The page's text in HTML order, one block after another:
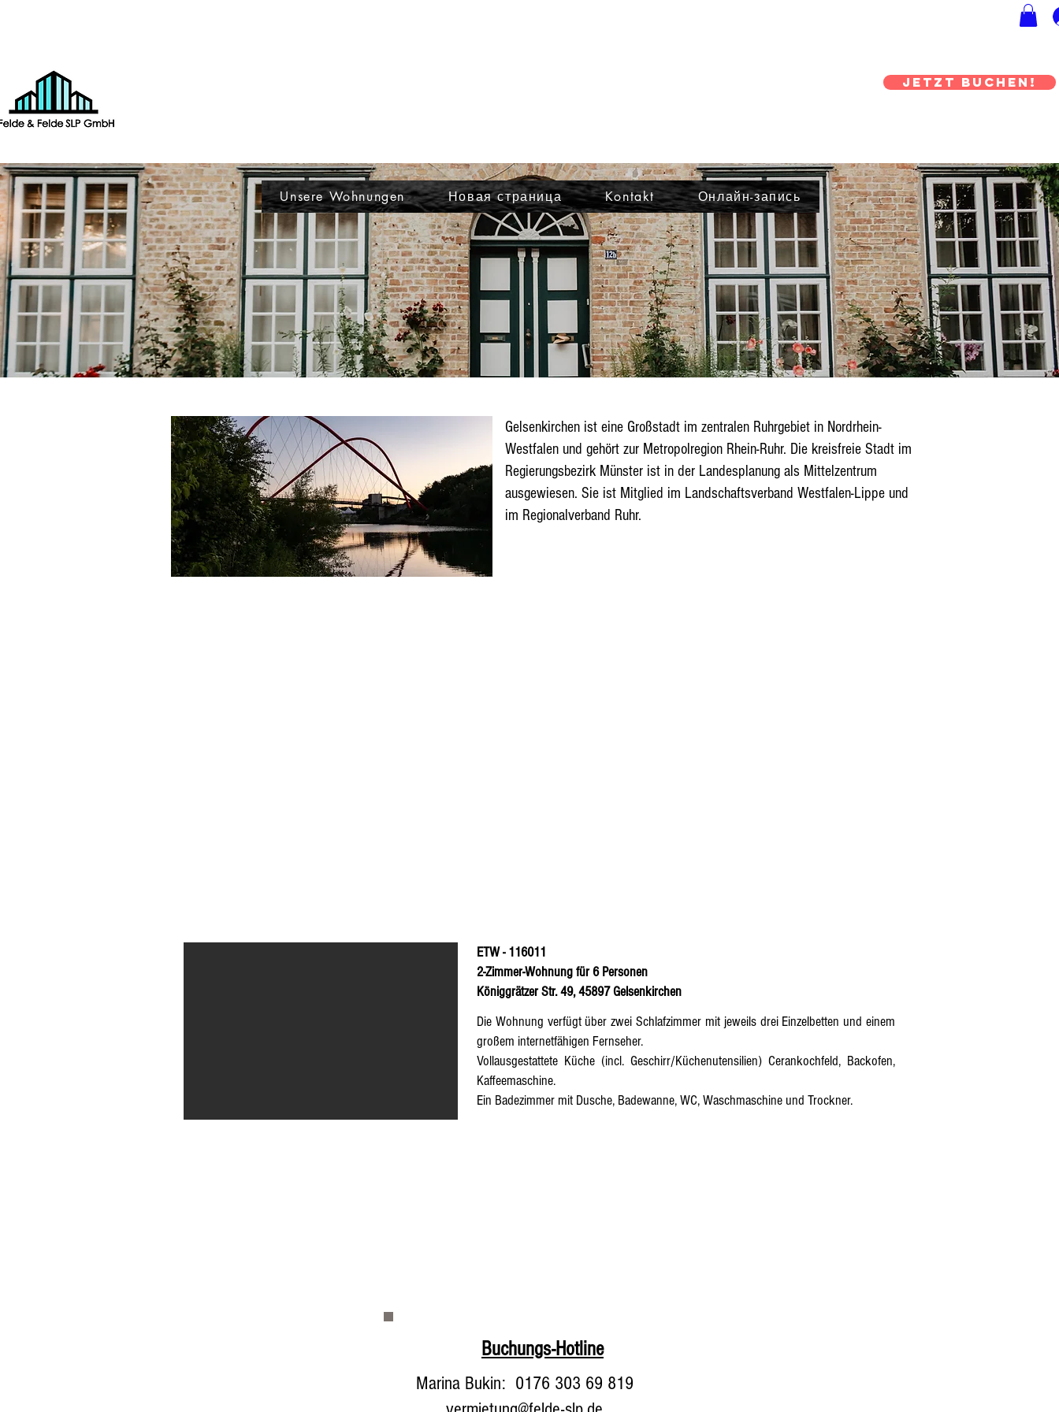
JETZT BUCHEN!
Unsere Wohnungen Новая страница Kontakt Онлайн-запись
Gelsenkirchen ist eine Großstadt im zentralen Ruhrgebiet in Nordrhein-
Westfalen und gehört zur Metropolregion Rhein-Ruhr. Die kreisfreie Stadt im
Regierungsbezirk Münster ist in der Landesplanung als Mittelzentrum
ausgewiesen. Sie ist Mitglied im Landschaftsverband Westfalen-Lippe und
im Regionalverband Ruhr.
ETW - 116011
2-Zimmer-Wohnung für 6 Personen
Königgrätzer Str. 49, 45897 Gelsenkirchen
Die Wohnung verfügt über zwei Schlafzimmer mit jeweils drei Einzelbetten und einem
großem internetfähigen Fernseher.
Vollausgestattete Küche (incl. Geschirr/Küchenutensilien) Cerankochfeld, Backofen,
Kaffeemaschine.
Ein Badezimmer mit Dusche, Badewanne, WC, Waschmaschine und Trockner.
Buchungs-Hotline
Marina Bukin: 0176 303 69 819